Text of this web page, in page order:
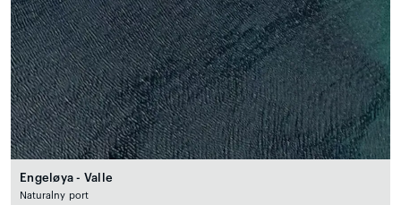
Engeløya - Valle
Naturalny port